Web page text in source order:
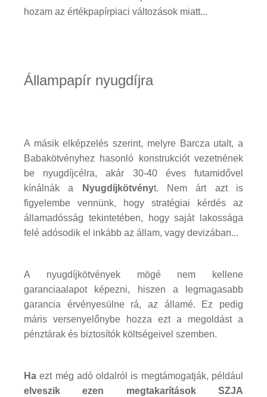
hozam az értékpapírpiaci változások miatt...
Állampapír nyugdíjra
A másik elképzelés szerint, melyre Barcza utalt, a
Babakötvényhez hasonló konstrukciót vezetnének
be nyugdíjcélra, akár 30-40 éves futamidővel
kínálnák a
Nyugdíjkötvényt. Nem árt azt is
figyelembe vennünk, hogy stratégiai kérdés az
államadósság tekintetében, hogy saját lakossága
felé adósodik el inkább az állam, vagy devizában...
A nyugdíjkötvények mögé nem kellene
garanciaalapot képezni, hiszen a legmagasabb
garancia érvényesülne rá, az államé. Ez pedig
máris versenyelőnybe hozza ezt a megoldást a
pénztárak és biztosítók költségeivel szemben.
Ha ezt még adó oldalról is megtámogatják, például
elveszik ezen megtakarítások SZJA